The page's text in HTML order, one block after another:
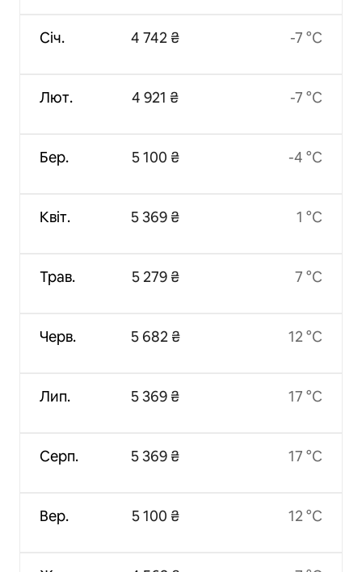
Січ.
Лют.
Бер.
Квіт.
Трав.
Черв.
Лип.
Серп.
Вер.
4 742 ₴
4 921 ₴
5 100 ₴
5 369 ₴
5 279 ₴
5 682 ₴
5 369 ₴
5 369 ₴
5 100 ₴
-7 °C
-7 °C
-4 °C
1 °C
7 °C
12 °C
17 °C
17 °C
12 °C